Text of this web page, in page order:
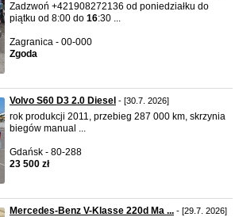
Zadzwoń +421908272136 od poniedziałku do
piątku od 8:00 do 16:30 ...
Zagranica - 00-000
Zgoda
Volvo S60 D3 2.0 Diesel - [30.7. 2026]
rok produkcji 2011, przebieg 287 000 km, skrzynia
biegów manual ...
Gdańsk - 80-288
23 500 zł
Mercedes-Benz V-Klasse 220d Ma ... - [29.7. 2026]